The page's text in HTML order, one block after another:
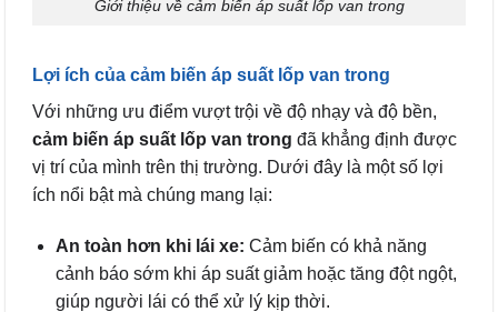
Giới thiệu về cảm biến áp suất lốp van trong
Lợi ích của cảm biến áp suất lốp van trong
Với những ưu điểm vượt trội về độ nhạy và độ bền,
cảm biến áp suất lốp van trong đã khẳng định được
vị trí của mình trên thị trường. Dưới đây là một số lợi
ích nổi bật mà chúng mang lại:
An toàn hơn khi lái xe: Cảm biến có khả năng
cảnh báo sớm khi áp suất giảm hoặc tăng đột ngột,
giúp người lái có thể xử lý kịp thời.